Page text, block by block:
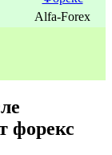
Alfa-Forex
форекс